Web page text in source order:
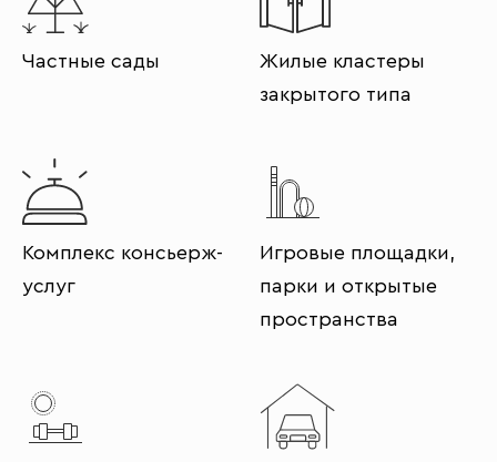
Частные сады
Жилые кластеры
закрытого типа
Комплекс консьерж-
услуг
Игровые площадки,
парки и открытые
пространства